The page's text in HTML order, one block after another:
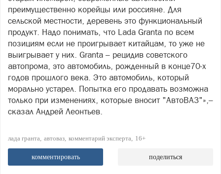
преимущественно корейцы или россияне. Для
сельской местности, деревень это функциональный
продукт. Надо понимать, что Lada Granta по всем
позициям если не проигрывает китайцам, то уже не
выигрывает у них. Granta – рецидив советского
автопрома, это автомобиль, рожденный в конце70-х
годов прошлого века. Это автомобиль, который
морально устарел. Попытка его продавать возможна
только при изменениях, которые вносит "АвтоВАЗ"»,–
сказал Андрей Леонтьев.
лада гранта автоваз комментарий эксперта 16+
комментировать поделиться